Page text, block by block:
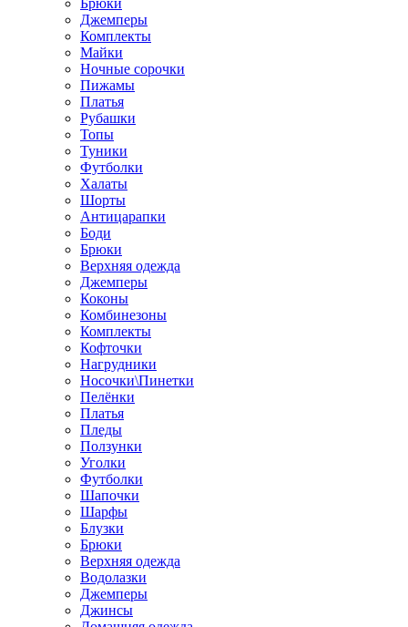
Джемперы
Комплекты
Майки
Ночные сорочки
Пижамы
Платья
Рубашки
Топы
Туники
Футболки
Халаты
Шорты
Антицарапки
Боди
Брюки
Верхняя одежда
Джемперы
Коконы
Комбинезоны
Комплекты
Кофточки
Нагрудники
Носочки\Пинетки
Пелёнки
Платья
Пледы
Ползунки
Уголки
Футболки
Шапочки
Шарфы
Блузки
Брюки
Верхняя одежда
Водолазки
Джемперы
Джинсы